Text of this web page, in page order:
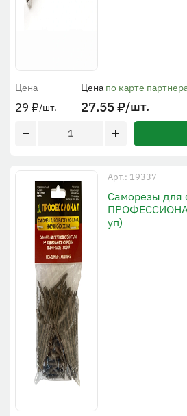
Цена
29 ₽/шт.
Цена по карте
27.55₽/шт.
Арт.: 19337
Cаморезы
уп)